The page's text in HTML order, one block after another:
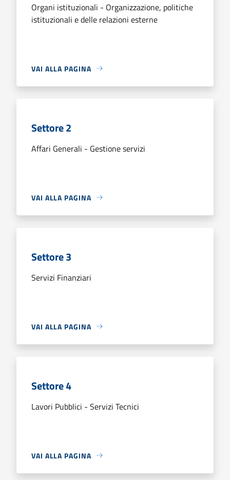
Organi istituzionali - Organizzazione, politiche
istituzionali e delle relazioni esterne
VAI ALLA PAGINA
Settore 2
Affari Generali - Gestione servizi
VAI ALLA PAGINA
Settore 3
Servizi Finanziari
VAI ALLA PAGINA
Settore 4
Lavori Pubblici - Servizi Tecnici
VAI ALLA PAGINA